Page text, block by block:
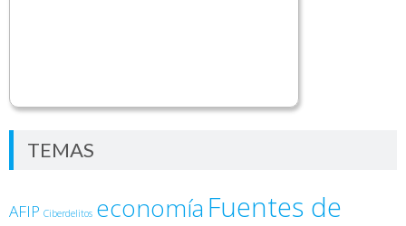
TEMAS
AFIP Ciberdelitos economía Fuentes de